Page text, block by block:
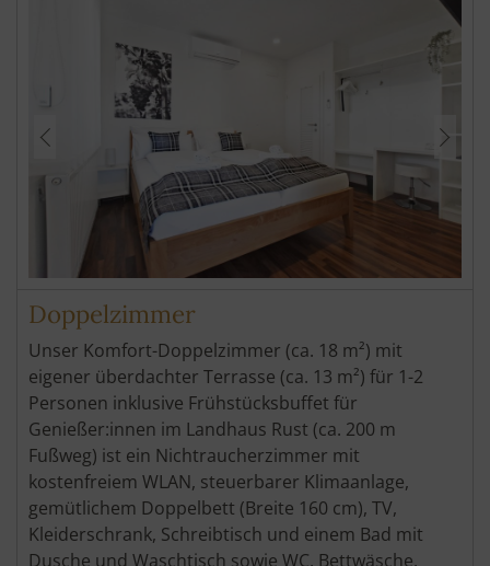
Doppelzimmer
Unser Komfort-Doppelzimmer (ca. 18 m²) mit
eigener überdachter Terrasse (ca. 13 m²) für 1-2
Personen inklusive Frühstücksbuffet für
Genießer:innen im Landhaus Rust (ca. 200 m
Fußweg) ist ein Nichtraucherzimmer mit
kostenfreiem WLAN, steuerbarer Klimaanlage,
gemütlichem Doppelbett (Breite 160 cm), TV,
Kleiderschrank, Schreibtisch und einem Bad mit
Dusche und Waschtisch sowie WC. Bettwäsche,